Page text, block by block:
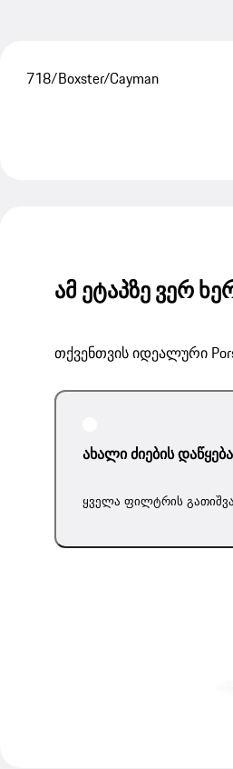
718/Boxster/Cayman
ამ ეტაპზე ვერ
თქვენთვის იდეალური
ახალი ძიების დაწყება
ყველა ფილტრის გათიშვა